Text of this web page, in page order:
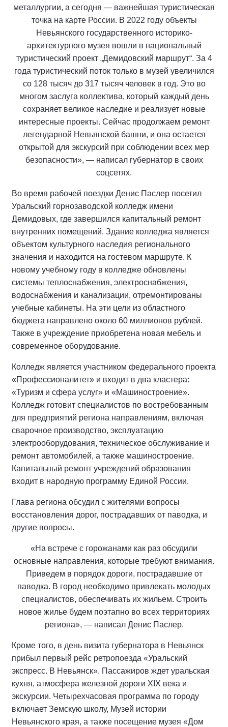
металлургии, а сегодня — важнейшая туристическая
точка на карте России. В 2022 году объекты
Невьянского государственного историко-
архитектурного музея вошли в национальный
туристический проект „Демидовский маршрут“. За 4
года туристический поток только в музей увеличился
со 128 тысяч до 317 тысяч человек в год. Это во
многом заслуга коллектива, который каждый день
сохраняет великое наследие и реализует новые
интересные проекты. Сейчас продолжаем ремонт
легендарной Невьянской башни, и она остается
открытой для экскурсий при соблюдении всех мер
безопасности», — написал губернатор в своих
соцсетях.
Во время рабочей поездки Денис Паслер посетил
Уральский горнозаводской колледж имени
Демидовых, где завершился капитальный ремонт
внутренних помещений. Здание колледжа является
объектом культурного наследия регионального
значения и находится на гостевом маршруте. К
новому учебному году в колледже обновлены
системы теплоснабжения, электроснабжения,
водоснабжения и канализации, отремонтированы
учебные кабинеты. На эти цели из областного
бюджета направлено около 60 миллионов рублей.
Также в учреждение приобретена новая мебель и
современное оборудование.
Колледж является участником федерального проекта
«Профессионалитет» и входит в два кластера:
«Туризм и сфера услуг» и «Машиностроение».
Колледж готовит специалистов по востребованным
для предприятий региона направлениям, включая
сварочное производство, эксплуатацию
электрооборудования, техническое обслуживание и
ремонт автомобилей, а также машиностроение.
Капитальный ремонт учреждений образования
входит в народную программу Единой России.
Глава региона обсудил с жителями вопросы
восстановления дорог, пострадавших от паводка, и
другие вопросы.
«На встрече с горожанами как раз обсудили
основные направления, которые требуют внимания.
Приведем в порядок дороги, пострадавшие от
паводка. В город необходимо привлекать молодых
специалистов, обеспечивать их жильем. Строить
новое жилье будем поэтапно во всех территориях
региона», — написал Денис Паслер.
Кроме того, в день визита губернатора в Невьянск
прибыл первый рейс ретропоезда «Уральский
экспресс. В Невьянск». Пассажиров ждет уральская
кухня, атмосфера железной дороги XIX века и
экскурсии. Четырехчасовая программа по городу
включает Земскую школу, Музей истории
Невьянского края, а также посещение музея «Дом